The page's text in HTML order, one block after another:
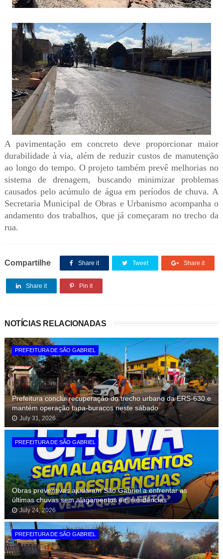
A pavimentação em concreto deve proporcionar maior
durabilidade à via, além de reduzir custos de manutenção
ao longo do tempo. O projeto também prevê melhorias no
sistema de drenagem, buscando minimizar problemas
causados pelo acúmulo de água em períodos de chuva. A
Secretaria Municipal de Obras e Urbanismo acompanha o
andamento dos trabalhos, que já começaram no trecho da
rua.
Compartilhe Share it Tweet Share it
Share it Pin it
NOTÍCIAS RELACIONADAS
PREFEITURA DE SÃO GABRIEL
Prefeitura conclui recuperação do trecho urbano da ERS-630 e
mantém operação tapa-buracos neste sábado
July 31, 2026
PREFEITURA DE SÃO GABRIEL
Obras preventivas ajudaram São Gabriel a enfrentar as
últimas chuvas sem alagamentos em residências
July 24, 2026
PREFEITURA DE SÃO GABRIEL